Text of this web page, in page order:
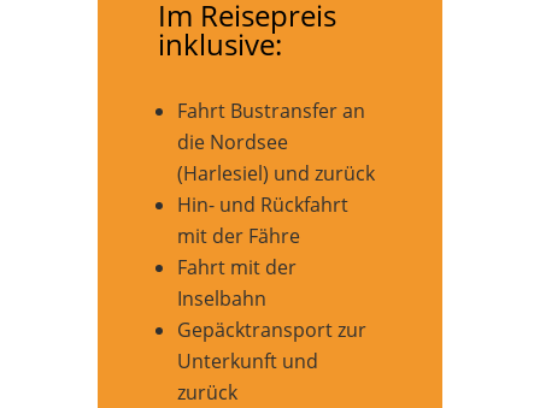
Im Reisepreis
inklusive:
Fahrt Bustransfer an
die Nordsee
(Harlesiel) und zurück
Hin- und Rückfahrt
mit der Fähre
Fahrt mit der
Inselbahn
Gepäcktransport zur
Unterkunft und
zurück